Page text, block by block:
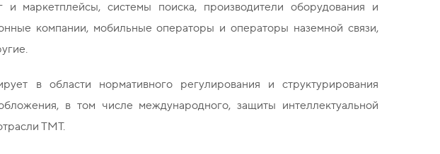
и маркетплейсы, системы поиска, производители оборудования и
компании, мобильные операторы и операторы наземной связи,
в области нормативного регулирования и структурирования
в том числе международного, защиты интеллектуальной
ТМТ.